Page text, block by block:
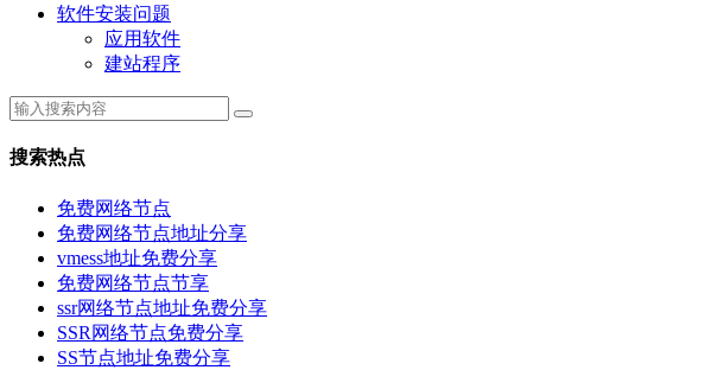
软件安装问题
应用软件
建站程序
搜索热点
免费网络节点
免费网络节点地址分享
vmess地址免费分享
免费网络节点节享
ssr网络节点地址免费分享
SSR网络节点免费分享
SS节点地址免费分享